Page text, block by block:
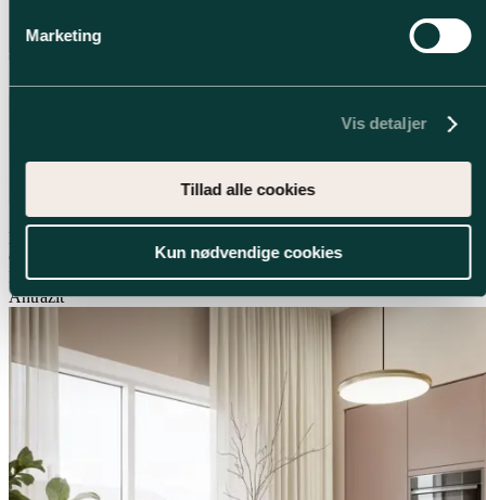
Marketing
Vis detaljer
Tillad alle cookies
Kun nødvendige cookies
Nature
Color
Rustik natur
Antrazit